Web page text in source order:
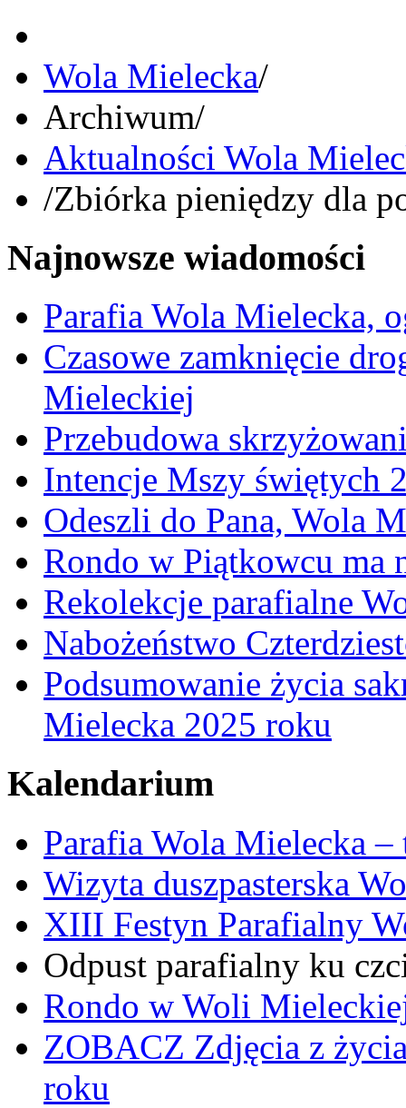
Wola Mielecka/
Archiwum/
Aktualności Wola
/Zbiórka pieniędzy dla
Najnowsze wiadomości
Parafia Wola Mielecka,
Czasowe zamknięcie
Mieleckiej
Przebudowa
Intencje Mszy świętych
Odeszli do Pana, Wola
Rondo w Piątkowcu ma
Rekolekcje parafialne
Nabożeństwo
Podsumowanie życia
Mielecka 2025 roku
Kalendarium
Parafia Wola Mielecka
Wizyta duszpasterska
XIII Festyn Parafialny
Odpust parafialny ku
Rondo w Woli
ZOBACZ Zdjęcia z
roku